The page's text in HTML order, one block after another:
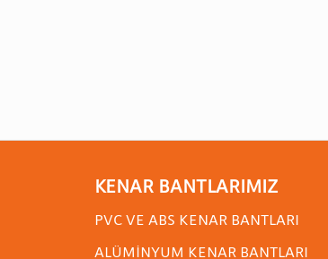
KENAR BANTLARIMIZ
PVC VE ABS KENAR BANTLARI
ALÜMİNYUM KENAR BANTLARI